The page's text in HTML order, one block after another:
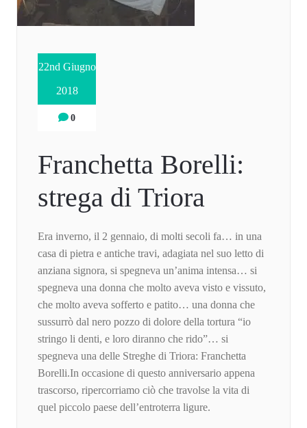
22nd Giugno
2018
0
Franchetta Borelli:
strega di Triora
Era inverno, il 2 gennaio, di molti secoli fa… in una
casa di pietra e antiche travi, adagiata nel suo letto di
anziana signora, si spegneva un’anima intensa… si
spegneva una donna che molto aveva visto e vissuto,
che molto aveva sofferto e patito… una donna che
sussurrò dal nero pozzo di dolore della tortura “io
stringo li denti, e loro diranno che rido”… si
spegneva una delle Streghe di Triora: Franchetta
Borelli.In occasione di questo anniversario appena
trascorso, ripercorriamo ciò che travolse la vita di
quel piccolo paese dell’entroterra ligure.